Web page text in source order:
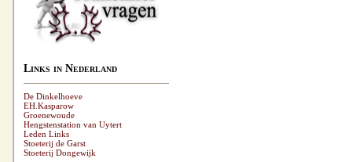
Links in Nederland
De Dinkelhoeve
EH.Kasparow
Groenewoude
Hengstenstation van Uytert
Leden Links
Stoeterij de Garst
Stoeterij Dongewijk